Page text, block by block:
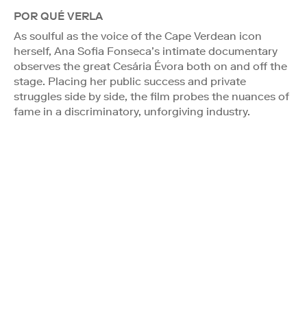
POR QUÉ VERLA
As soulful as the voice of the Cape Verdean icon
herself, Ana Sofia Fonseca’s intimate documentary
observes the great Cesária Évora both on and off the
stage. Placing her public success and private
struggles side by side, the film probes the nuances of
fame in a discriminatory, unforgiving industry.